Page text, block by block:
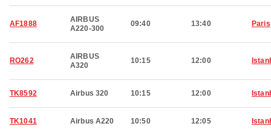
AF1888
AIRBUS
A220-300
09:40 13:40 Paris
RO262
AIRBUS
A320
10:15 12:00
TK8592 Airbus 320 10:15 12:00
TK1041 Airbus A220 10:50 12:05